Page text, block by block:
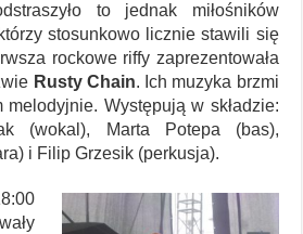
to jednak miłośników
stosunkowo licznie stawili się
rockowe riffy zaprezentowała
Rusty Chain. Ich muzyka brzmi
melodyjnie. Występują w składzie:
(wokal), Marta Potepa (bas),
i Filip Grzesik (perkusja).